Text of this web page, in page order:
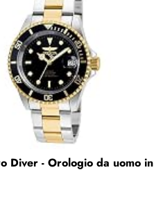
Diver - Orologio da uomo in